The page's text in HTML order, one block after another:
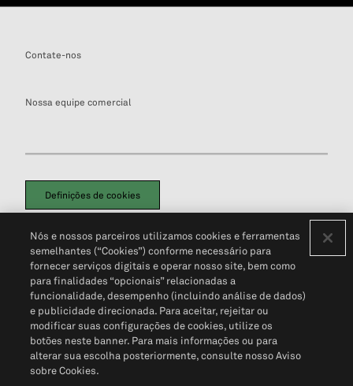
Contate-nos
Nossa equipe comercial
Definições de cookies
Política de PrivacidadePortal de privacidade do cliente (em inglês)
Não Venda Minhas Informações Pessoais© 2026 S&P Global
Nós e nossos parceiros utilizamos cookies e ferramentas
semelhantes (“Cookies”) conforme necessário para
fornecer serviços digitais e operar nosso site, bem como
para finalidades “opcionais” relacionadas a
funcionalidade, desempenho (incluindo análise de dados)
e publicidade direcionada. Para aceitar, rejeitar ou
modificar suas configurações de cookies, utilize os
botões neste banner. Para mais informações ou para
alterar sua escolha posteriormente, consulte nosso Aviso
sobre Cookies.